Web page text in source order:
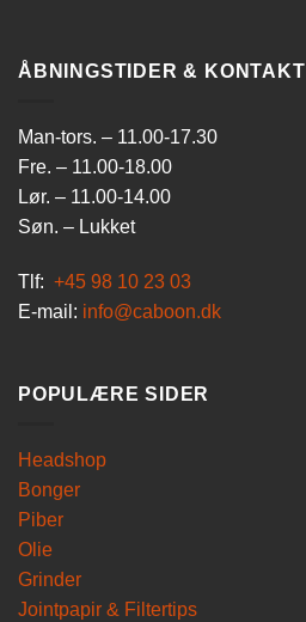
ÅBNINGSTIDER & KONTAKT
Man-tors. – 11.00-17.30
Fre. – 11.00-18.00
Lør. – 11.00-14.00
Søn. – Lukket
Tlf: +45 98 10 23 03
E-mail: info@caboon.dk
POPULÆRE SIDER
Headshop
Bonger
Piber
Olie
Grinder
Jointpapir & Filtertips